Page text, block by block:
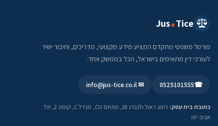
Jus Tice
פורטל משפטי מתקדם המציע מידע מקצועי, מדריכים, וחיבור ישיר
לעורכי דין מתאימים בישראל, הכל בממשק אחד.
☎
0525101555
✉ info@jus-tice.co.il
כתובת בית עסק:
רחוב ראול ולנברג 18, מתחם CU, מגדל C, קומה 2, תל
אביב-יפו